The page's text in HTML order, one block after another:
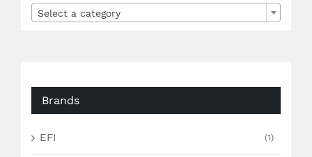
Select a category
Brands
EFI (1)